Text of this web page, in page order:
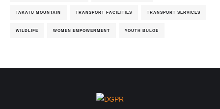
TAKATU MOUNTAIN TRANSPORT FACILITIES TRANSPORT SERVICES
WILDLIFE WOMEN EMPOWERMENT YOUTH BULGE